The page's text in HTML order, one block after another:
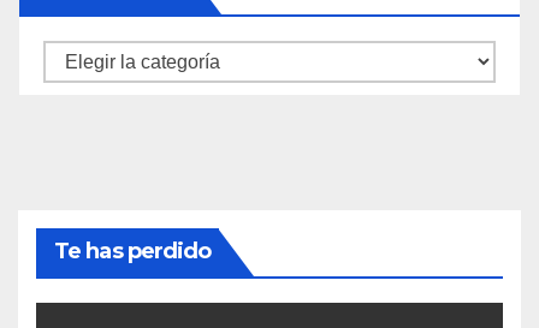
Categorías
Te has perdido